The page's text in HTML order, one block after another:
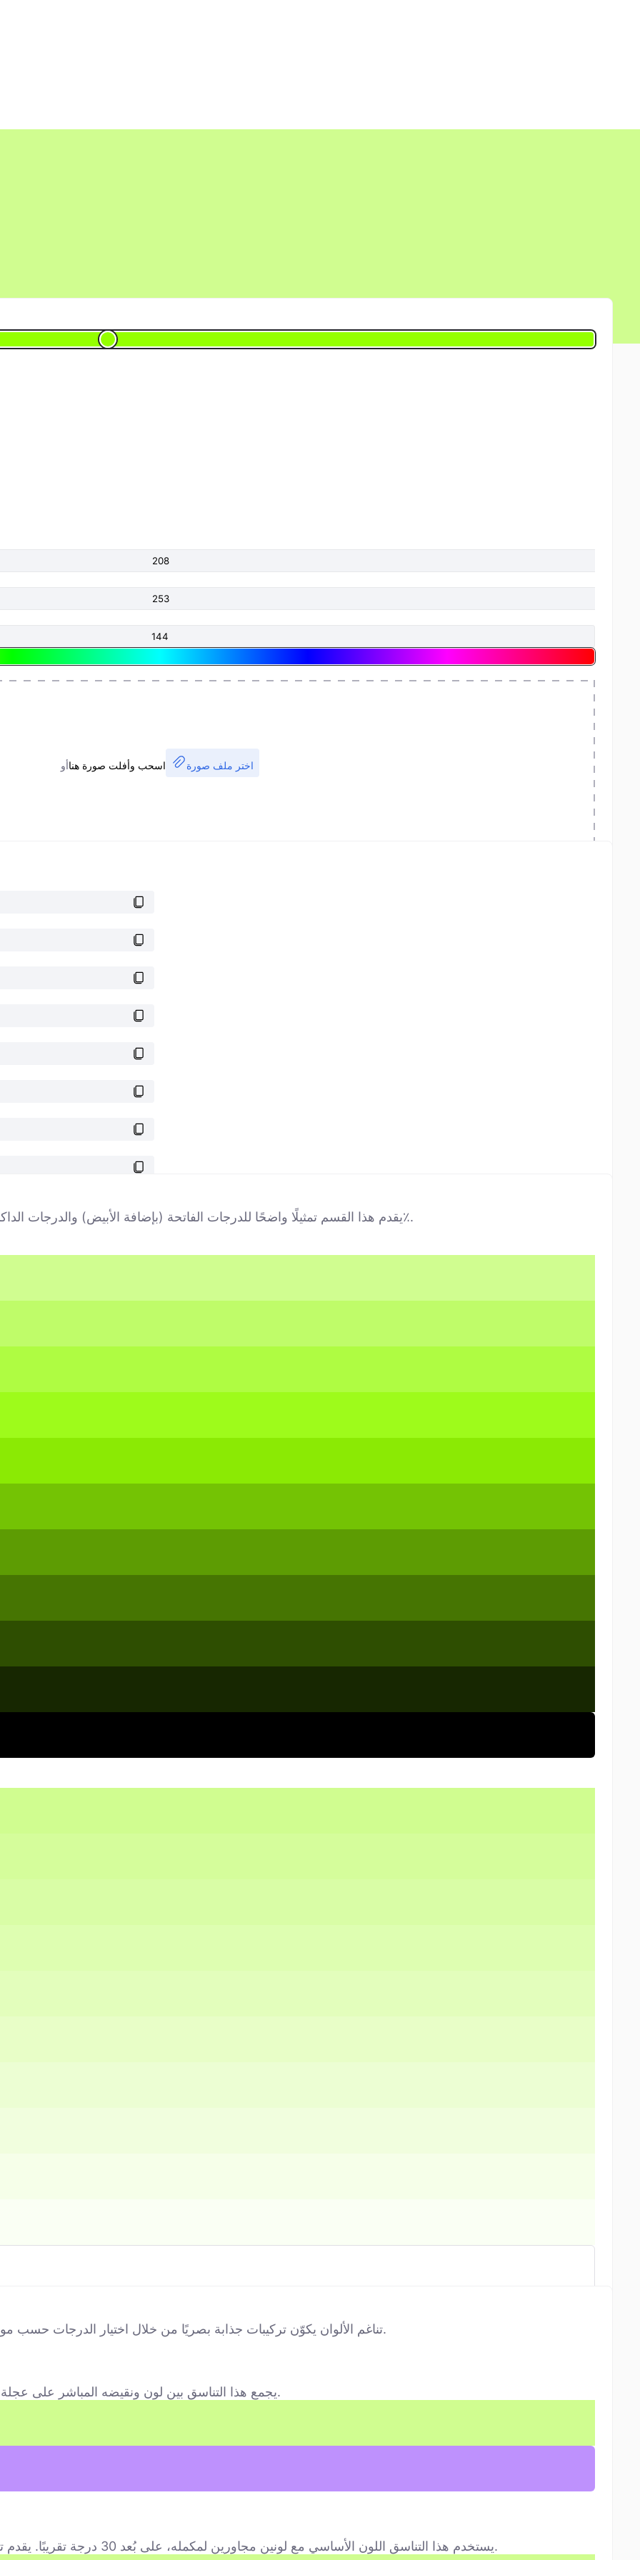
اسحب وأفلت صورة هناأو اختر ملف صورة
يقدم هذا القسم تمثيلًا واضحًا للدرجات الفاتحة (بإضافة الأبيض) والدرجات الداكنة (بإضافة الأسود) للون المختار، محسوبة بزيادات 10٪.
تناغم الألوان يكوّن تركيبات جذابة بصريًا من خلال اختيار الدرجات حسب مواقعها على عجلة الألوان. كل تناسق ينقل طابعًا مختلفًا.
يجمع هذا التناسق بين لون ونقيضه المباشر على عجلة الألوان (180 درجة)، مما يخلق تأثيرًا قويًا عالي التباين.
يستخدم هذا التناسق اللون الأساسي مع لونين مجاورين لمكمله، على بُعد 30 درجة تقريبًا. يقدم تباينًا جريئًا مع مرونة أكبر من التناسق المكمل التقليدي.